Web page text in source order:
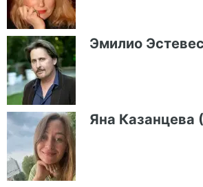
Эмилио Эстевес
Яна Казанцева